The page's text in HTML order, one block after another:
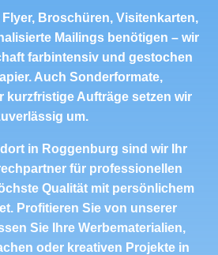
Broschüren, Visitenkarten,
Mailings benötigen – wir
farbintensiv und gestochen
Auch Sonderformate,
kurzfristige Aufträge setzen wir
um.
in Roggenburg sind wir Ihr
für professionellen
Qualität mit persönlichem
Profitieren Sie von unserer
Sie Ihre Werbematerialien,
oder kreativen Projekte in